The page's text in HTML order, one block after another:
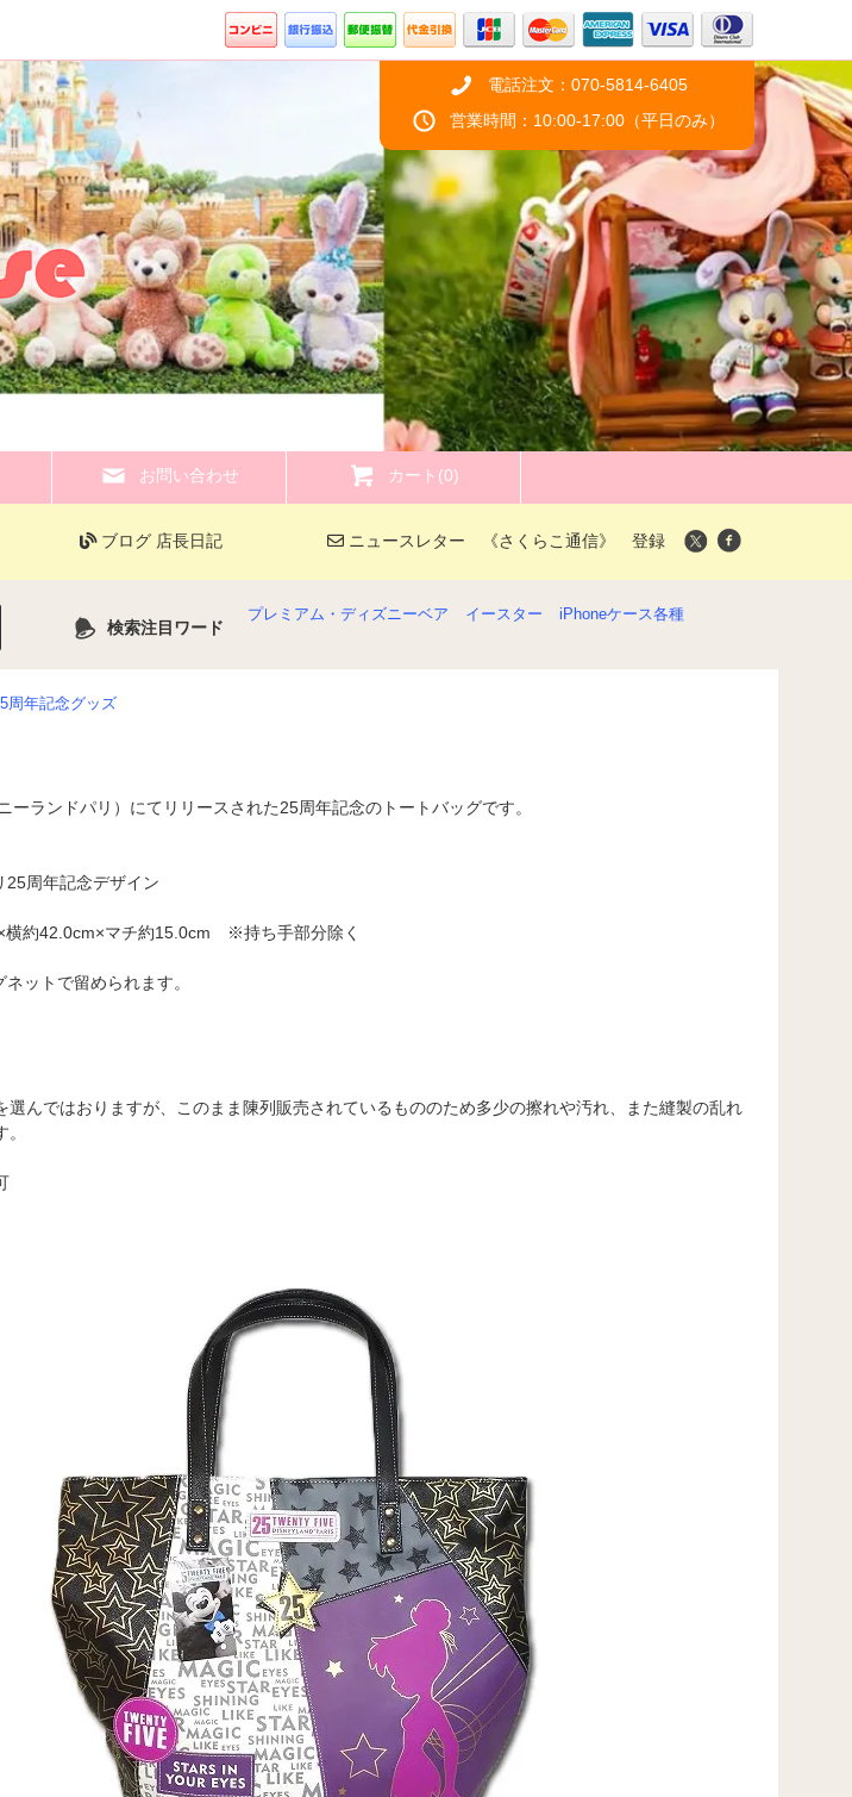
電話注文：070-5814-6405
営業時間：10:00-17:00（平日のみ）
お問い合わせ カート(0)
ブログ 店長日記 ニュースレター 《さくらこ通信》 登録
検索注目ワード
プレミアム・ディズニーベア イースター iPhoneケース各種
周年記念グッズ
ーランドパリ）にてリリースされた25周年記念のトートバッグです。
25周年記念デザイン
横約42.0cm×マチ約15.0cm ※持ち手部分除く
ットで留められます。
んではおりますが、このまま陳列販売されているもののため多少の擦れや汚れ、また縫製の乱れ